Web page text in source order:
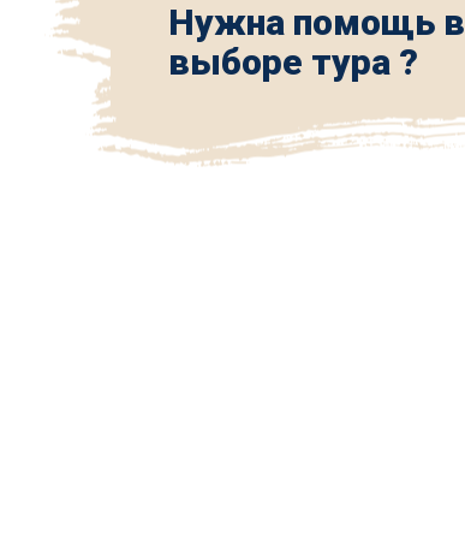
Нужна помощь в
выборе тура ?